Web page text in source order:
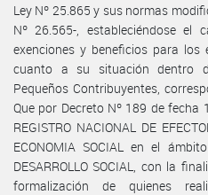
Ley Nº 25.865 y sus normas
Nº 26.565-, estableciéndose el
exenciones y beneficios para los
cuanto a su situación dentro
Pequeños Contribuyentes,
Que por Decreto Nº 189 de fecha
REGISTRO NACIONAL DE
ECONOMIA SOCIAL en el
DESARROLLO SOCIAL, con la
formalización de quienes